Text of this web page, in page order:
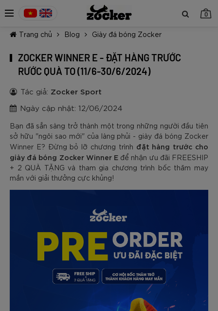
0
Trang chủ Blog Giày đá bóng Zocker
ZOCKER WINNER E - ĐẶT HÀNG TRƯỚC
RƯỚC QUÀ TO (11/6-30/6/2024)
Tác giả: Zocker Sport
Ngày cập nhật: 12/06/2024
Bạn đã sẵn sàng trở thành một trong những người đầu tiên
sở hữu "ngôi sao mới" của làng phủi - giày đá bóng Zocker
Winner E? Đừng bỏ lỡ chương trình đặt hàng trước cho
giày đá bóng Zocker Winner E để nhận ưu đãi FREESHIP
+ 2 QUÀ TẶNG và tham gia chương trình bốc thăm may
mắn với giải thưởng cực khủng!